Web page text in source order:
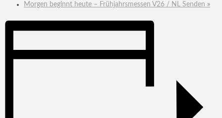
Morgen beginnt heute – Frühjahrsmessen V26 / NL Senden »